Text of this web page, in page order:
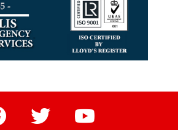
facebook twitter youtube